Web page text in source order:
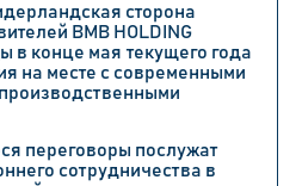
сторона
BMB HOLDING
в конце мая текущего года
на месте с современными
переговоры послужат
сотрудничества в